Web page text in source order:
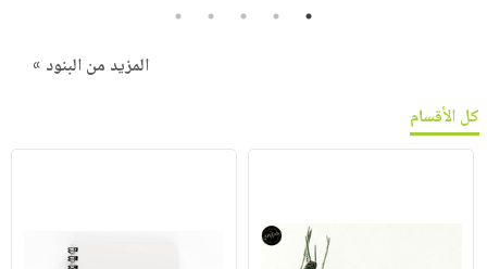
1
2
3
4
5
المزيد من البنود »
كل الأقسام